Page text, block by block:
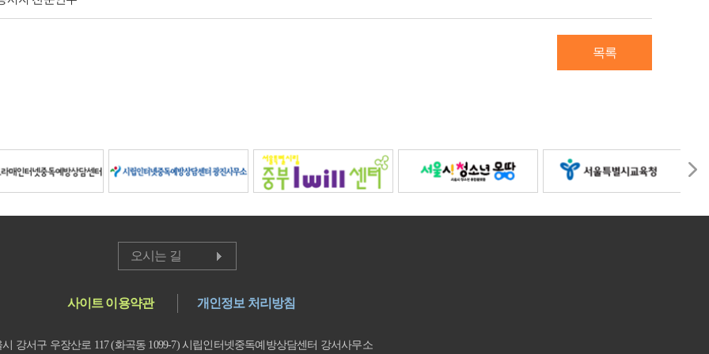
목록
오시는 길
사이트 이용약관 개인정보 처리방침
시 강서구 우장산로 117 (화곡동 1099-7) 시립인터넷중독예방상담센터 강서사무소